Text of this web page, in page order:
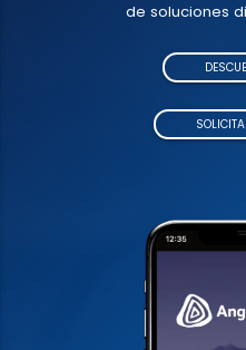
de soluciones